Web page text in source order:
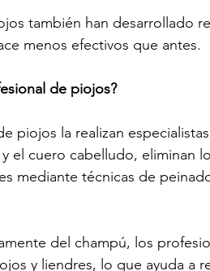
también han desarrollado
menos efectivos que antes.
de piojos?
piojos la realizan
el cuero cabelludo, eliminan
mediante técnicas de
del champú, los
y liendres, lo que ayuda a